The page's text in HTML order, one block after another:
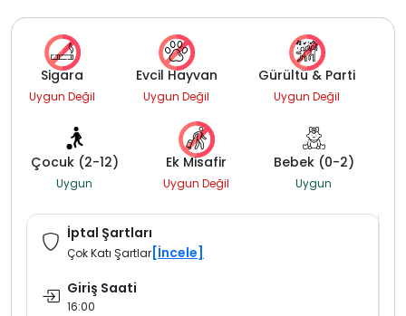
Sigara
Uygun Değil
Evcil Hayvan
Uygun Değil
Gürültü & Parti
Uygun Değil
Çocuk (2-12)
Uygun
Ek Misafir
Uygun Değil
Bebek (0-2)
Uygun
İptal Şartları
Çok Katı Şartlar [İncele]
Giriş Saati
16:00